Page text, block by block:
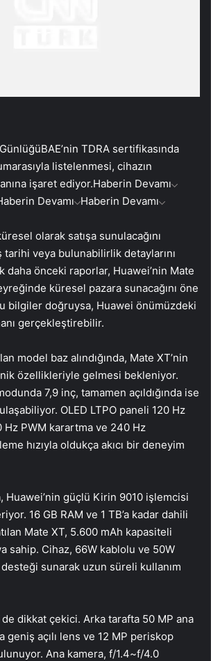
BAE’nin TDRA sertifikasında
listelenmesi, cihazın
işaret ediyor.Haberin Devamı
Devamı Haberin Devamı
olarak satışa sunulacağını
tarihi veya bulunabilirlik detaylarını
daha önceki raporlar, Huawei’nin Mate
küresel pazara sunacağını öne
bilgiler doğruysa, Huawei önümüzdeki
gerçekleştirebilir.
model baz alındığında, Mate XT’nin
özellikleriyle gelmesi bekleniyor.
7,9 inç, tamamen açıldığında ise
OLED LTPO paneli 120 Hz
Hz PWM karartma ve 240 Hz
hızıyla oldukça akıcı bir deneyim
Huawei’nin güçlü Kirin 9010 işlemcisi
16 GB RAM ve 1 TB’a kadar dahili
Mate XT, 5.600 mAh kapasiteli
sahip. Cihaz, 66W kablolu ve 50W
desteği sunarak uzun süreli kullanım
dikkat çekici. Arka tarafta 50 MP ana
geniş açılı lens ve 12 MP periskop
Ana kamera, f/1.4~f/4.0